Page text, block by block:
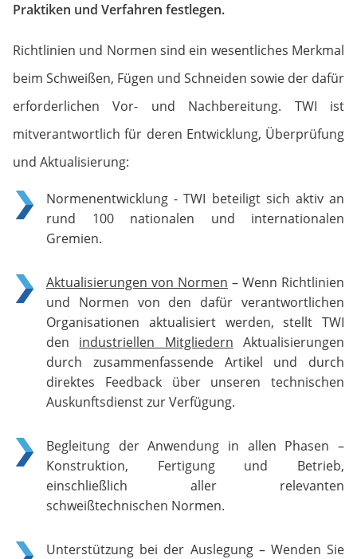
Praktiken und Verfahren festlegen.
Richtlinien und Normen sind ein wesentliches Merkmal
beim Schweißen, Fügen und Schneiden sowie der dafür
erforderlichen Vor- und Nachbereitung. TWI ist
mitverantwortlich für deren Entwicklung, Überprüfung
und Aktualisierung:
Normenentwicklung - TWI beteiligt sich aktiv an
rund 100 nationalen und internationalen
Gremien.
Aktualisierungen von Normen – Wenn Richtlinien
und Normen von den dafür verantwortlichen
Organisationen aktualisiert werden, stellt TWI
den industriellen Mitgliedern Aktualisierungen
durch zusammenfassende Artikel und durch
direktes Feedback über unseren technischen
Auskunftsdienst zur Verfügung.
Begleitung der Anwendung in allen Phasen –
Konstruktion, Fertigung und Betrieb,
einschließlich aller relevanten
schweißtechnischen Normen.
Unterstützung bei der Auslegung – Wenden Sie